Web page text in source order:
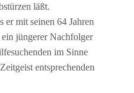
läßt.
er mit seinen 64 Jahren
jüngerer Nachfolger
im Sinne
entsprechenden